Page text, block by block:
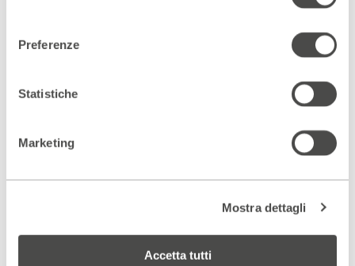
Preferenze
Statistiche
Marketing
Mostra dettagli
Accetta tutti